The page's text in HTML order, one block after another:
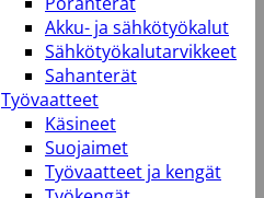
Akku- ja sähkötyökalut
Sähkötyökalutarvikkeet
Sahanterät
Työvaatteet
Käsineet
Suojaimet
Työvaatteet ja kengät